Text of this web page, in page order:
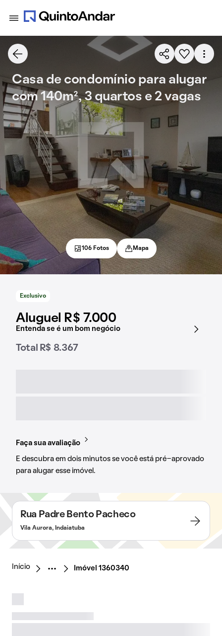
Exclusivo
Aluguel R$ 7.000
Entenda se é um bom negócio
Total R$ 8.367
Faça sua avaliação
E descubra em dois minutos se você está pré-aprovado
para alugar esse imóvel.
Casa de condomínio para alugar
com 140m², 3 quartos e 2 vagas
106 Fotos Mapa
Rua Padre Bento Pacheco
Vila Aurora, Indaiatuba
Início Imóvel 1360340